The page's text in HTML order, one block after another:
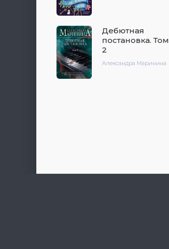
Дебютная
постановка. Том
2
Александра Маринина